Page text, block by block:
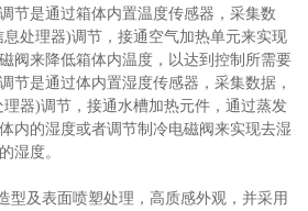
节是通过箱体内置温度传感器，采集数
处理器)调节，接通空气加热单元来实现
阀来降低箱体内温度，以达到控制所需要
节是通过体内置湿度传感器，采集数据，
器)调节，接通水槽加热元件，通过蒸发
内的湿度或者调节制冷电磁阀来实现去湿
湿度。
型及表面喷塑处理，高质感外观，并采用